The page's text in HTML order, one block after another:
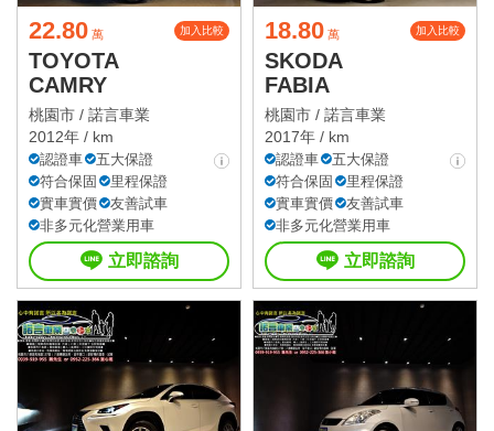
22.80 萬 加入比較
TOYOTA
CAMRY
桃園市 / 諾言車業
2012年 / km
認證車
五大保證
符合保固
里程保證
實車實價
友善試車
非多元化營業用車
立即諮詢
18.80 萬 加入比較
SKODA
FABIA
桃園市 / 諾言車業
2017年 / km
認證車
五大保證
符合保固
里程保證
實車實價
友善試車
非多元化營業用車
立即諮詢